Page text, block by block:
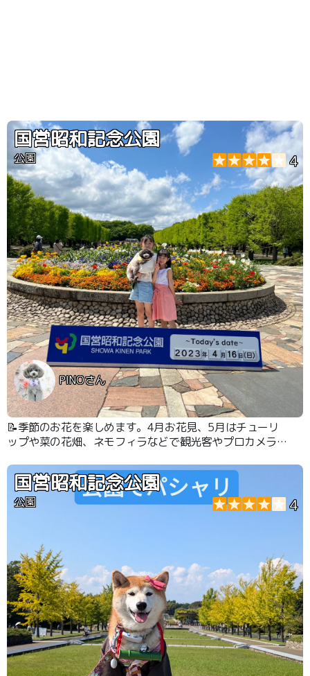
国営昭和記念公園
公園 4
PINOさん
📝季節のお花を楽しめます。4月お花見、5月はチューリ
ップや菜の花畑、ネモフィラなどで観光客やプロカメラマ
つくらいに分かれていて広々と遊べます！
国営昭和記念公園
公園 4